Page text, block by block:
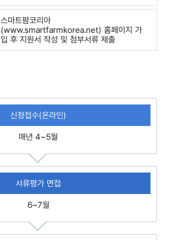
스마트팜코리아
(www.smartfarmkorea.net) 홈페이지 가
입 후 지원서 작성 및 첨부서류 제출
신청접수(온라인)
매년 4~5월
서류평가 면접
6~7월